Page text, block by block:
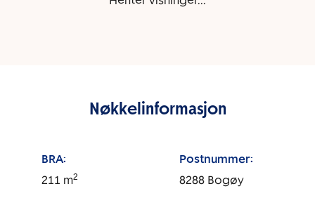
Nøkkelinformasjon
BRA:
211 m2
Postnummer:
8288 Bogøy